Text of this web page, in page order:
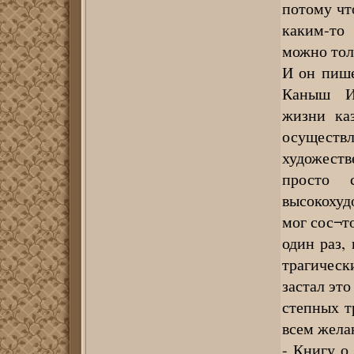
потому
каким-то
можно
И он
Каныш
жизни
просто
мог
один раз,
застал
степных
всем
- Книгу о